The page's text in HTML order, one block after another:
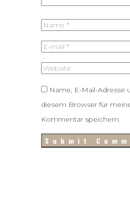
Name, E-Mail-Adresse
diesem Browser für
Kommentar speichern.